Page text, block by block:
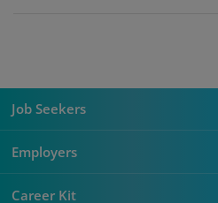
Job Seekers
Employers
Career Kit